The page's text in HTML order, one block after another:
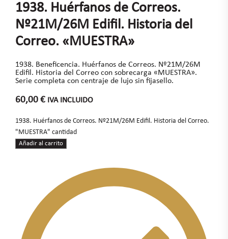
1938. Huérfanos de Correos.
Nº21M/26M Edifil. Historia del
Correo. «MUESTRA»
1938. Beneficencia. Huérfanos de Correos. Nº21M/26M
Edifil. Historia del Correo con sobrecarga «MUESTRA».
Serie completa con centraje de lujo sin fijasello.
60,00 € IVA INCLUIDO
1938. Huérfanos de Correos. Nº21M/26M Edifil. Historia del Correo.
"MUESTRA" cantidad
Añadir al carrito